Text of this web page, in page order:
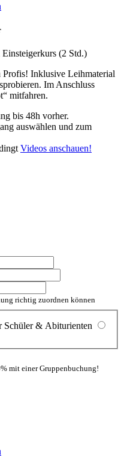
(2 Std.)
Inklusive Leihmaterial
Im Anschluss
mitfahren.
bis 48h vorher.
auswählen und zum
Videos anschauen!
richtig zuordnen können
Schüler & Abiturienten
mit einer Gruppenbuchung!